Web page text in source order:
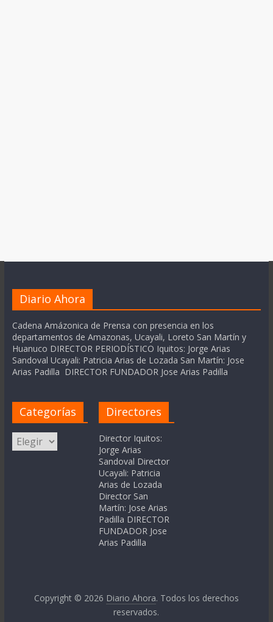
Diario Ahora
Cadena Amázonica de Prensa con presencia en los
departamentos de Amazonas, Ucayali, Loreto San Martín y
Huanuco DIRECTOR PERIODÍSTICO Iquitos: Jorge Arias
Sandoval Ucayali: Patricia Arias de Lozada San Martín: Jose
Arias Padilla DIRECTOR FUNDADOR Jose Arias Padilla
Categorías
Categorías
Directores
Director Iquitos:
Jorge Arias
Sandoval Director
Ucayali: Patricia
Arias de Lozada
Director San
Martín: Jose Arias
Padilla DIRECTOR
FUNDADOR Jose
Arias Padilla
Copyright © 2026 Diario Ahora. Todos los derechos
reservados.